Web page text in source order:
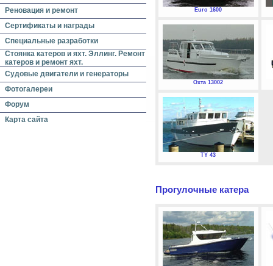
Реновация и ремонт
Сертификаты и награды
Специальные разработки
Стоянка катеров и яхт. Эллинг. Ремонт
катеров и ремонт яхт.
Судовые двигатели и генераторы
Фотогалереи
Форум
Карта сайта
Euro 1600
Охта 13002
TY 43
Прогулочные катера